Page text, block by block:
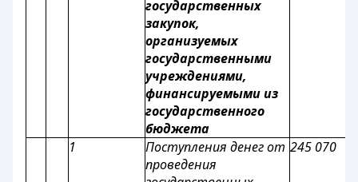
государственных
закупок,
организуемых
государственными
учреждениями,
финансируемыми из
государственного
бюджета
1
Поступления денег от
проведения
245 070